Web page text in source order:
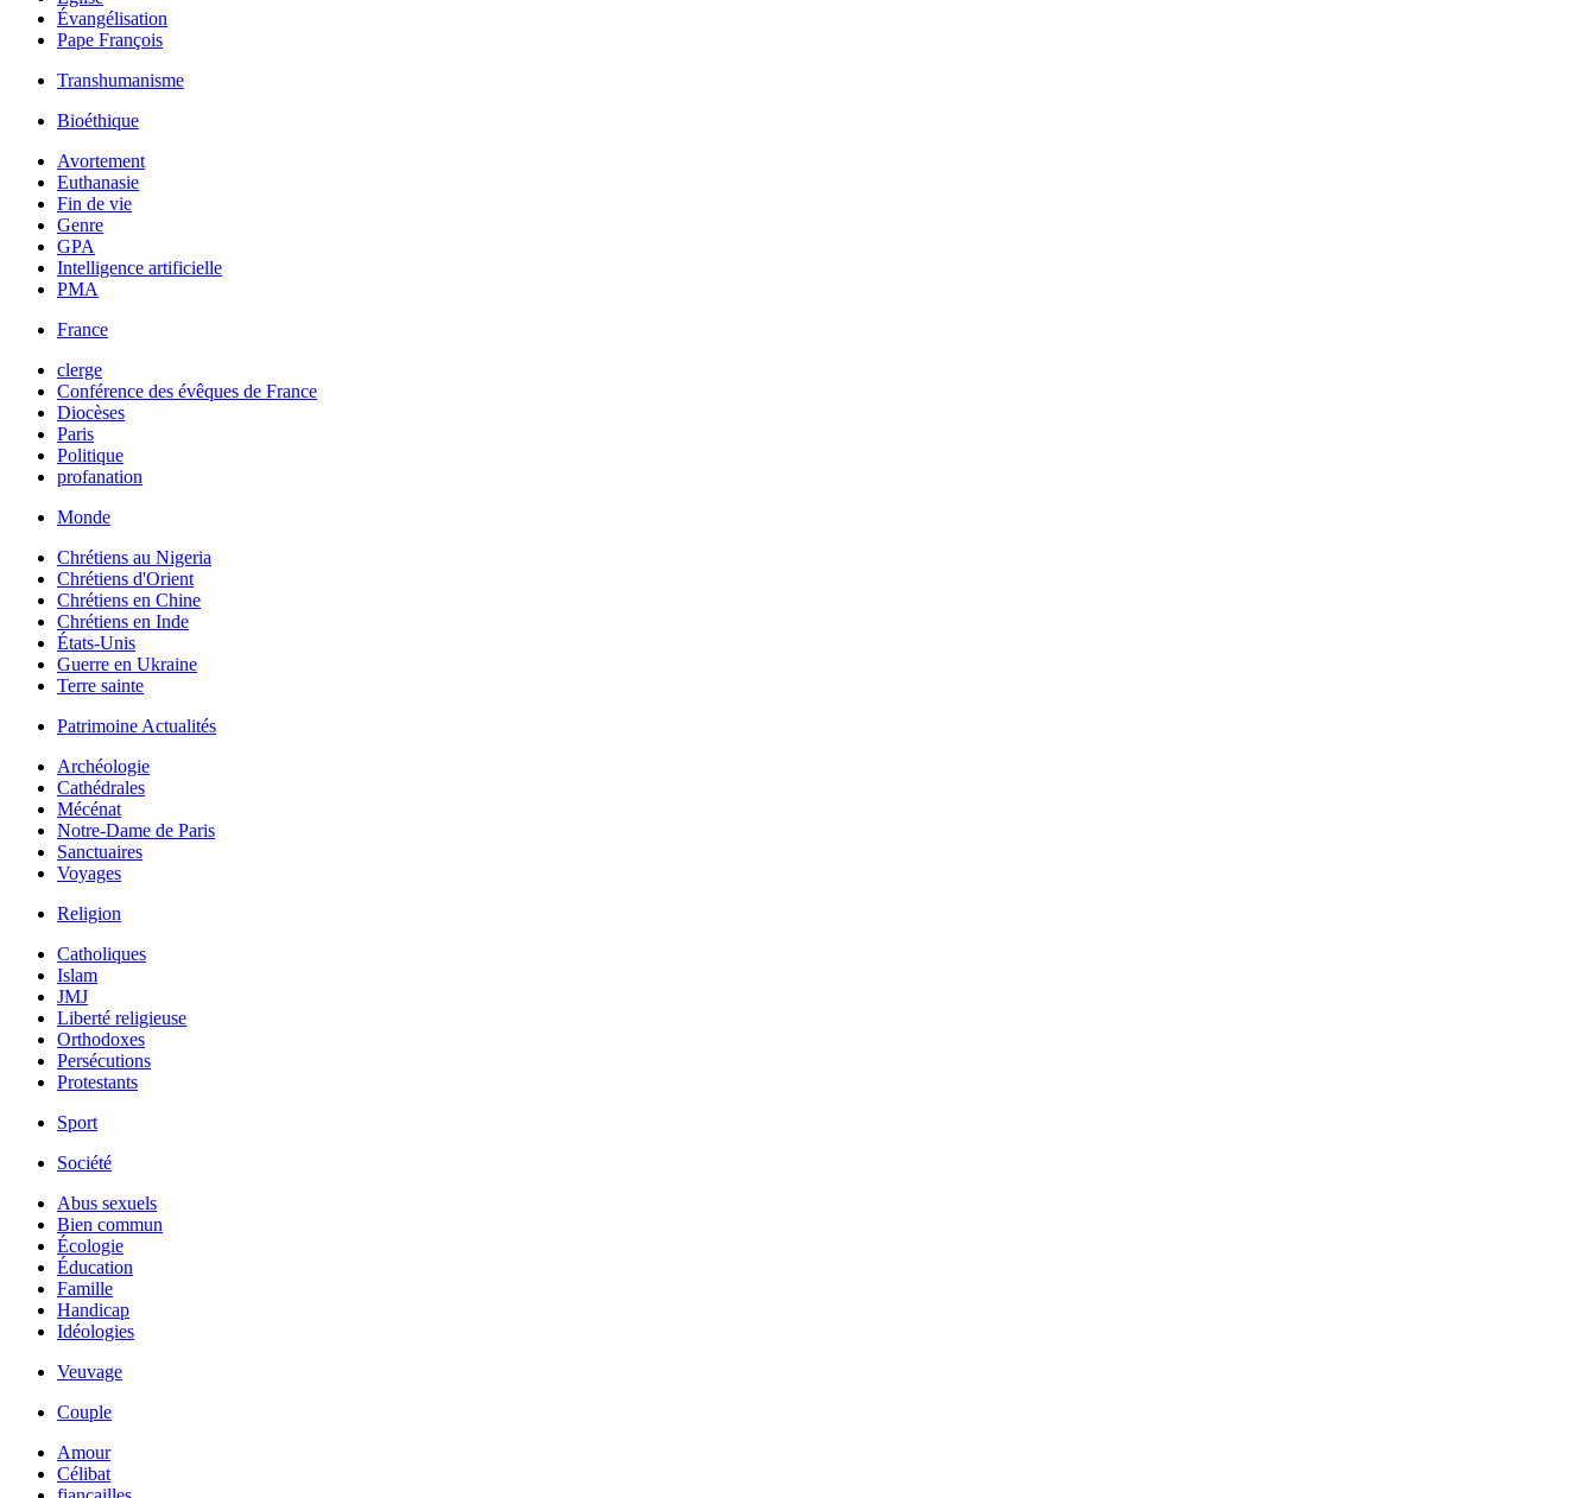
Évangélisation
Pape François
Transhumanisme
Bioéthique
Avortement
Euthanasie
Fin de vie
Genre
GPA
Intelligence artificielle
PMA
France
clerge
Conférence des évêques de France
Diocèses
Paris
Politique
profanation
Monde
Chrétiens au Nigeria
Chrétiens d'Orient
Chrétiens en Chine
Chrétiens en Inde
États-Unis
Guerre en Ukraine
Terre sainte
Patrimoine Actualités
Archéologie
Cathédrales
Mécénat
Notre-Dame de Paris
Sanctuaires
Voyages
Religion
Catholiques
Islam
JMJ
Liberté religieuse
Orthodoxes
Persécutions
Protestants
Sport
Société
Abus sexuels
Bien commun
Écologie
Éducation
Famille
Handicap
Idéologies
Veuvage
Couple
Amour
Célibat